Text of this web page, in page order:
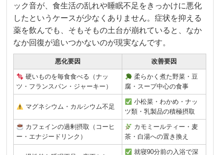
ック音が、食生活の乱れや睡眠不足をきっかけに悪化
したというケースが少なくありません。症状を抑える
薬を飲んでも、そもそもの土台が崩れていると、なか
なか回復が追いつかないのが現実なんです。
悪化要因 改善要因
硬いものを毎食食べる（ナッ
ツ・フランスパン・ジャーキー）
柔らかく煮た野菜・豆
腐・スープ中心の食事
マグネシウム・カルシウム不足
小松菜・わかめ・ナッ
ツ類・乳製品の積極摂取
カフェインの過剰摂取（コーヒ
ー・エナジードリンク）
カモミールティー・麦
茶・白湯への置き換え
就寝90分前の入浴で深